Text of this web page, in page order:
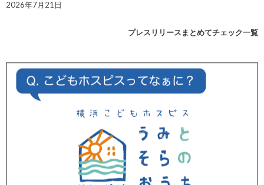
2026年7月21日
プレスリリースまとめてチェック一覧